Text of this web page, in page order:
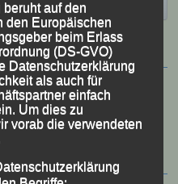
auf den
den Europäischen
beim Erlass
(DS-GVO)
Datenschutzerklärung
als auch für
einfach
Um dies zu
vorab die verwendeten